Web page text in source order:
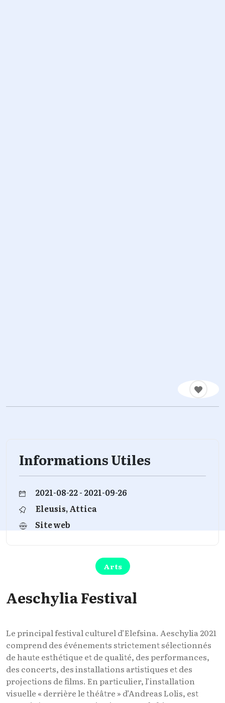
Informations Utiles
2021-08-22 - 2021-09-26
Eleusis, Attica
Site web
Arts
Aeschylia Festival
Le principal festival culturel d’Elefsina. Aeschylia 2021
comprend des événements strictement sélectionnés
de haute esthétique et de qualité, des performances,
des concerts, des installations artistiques et des
projections de films. En particulier, l’installation
visuelle « derrière le théâtre » d’Andreas Lolis, est